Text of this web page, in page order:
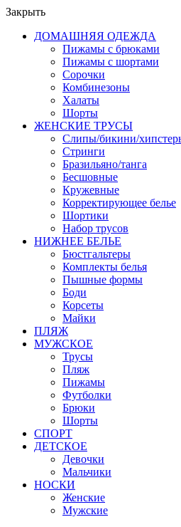
Закрыть
ДОМАШНЯЯ ОДЕЖДА
Пижамы с брюками
Пижамы с шортами
Сорочки
Комбинезоны
Халаты
Шорты
ЖЕНСКИЕ ТРУСЫ
Слипы/бикини/
Стринги
Бразильяно/танга
Бесшовные
Кружевные
Корректирующее белье
Шортики
Набор трусов
НИЖНЕЕ БЕЛЬЕ
Бюстгальтеры
Комплекты белья
Пышные формы
Боди
Корсеты
Майки
ПЛЯЖ
МУЖСКОЕ
Трусы
Пляж
Пижамы
Футболки
Брюки
Шорты
СПОРТ
ДЕТСКОЕ
Девочки
Мальчики
НОСКИ
Женские
Мужские